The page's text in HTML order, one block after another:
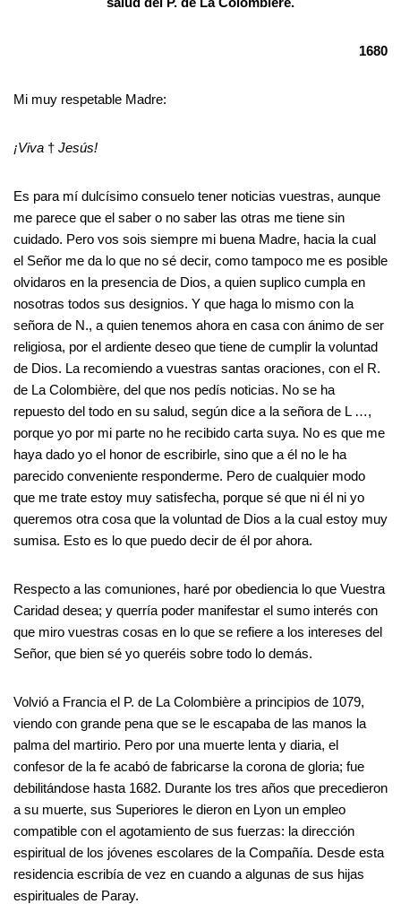
1680
Mi muy respetable Madre:
¡Viva † Jesús!
Es para mí dulcísimo consuelo tener noticias vuestras, aunque
me parece que el saber o no saber las otras me tiene sin
cuidado. Pero vos sois siempre mi buena Madre, hacia la cual
el Señor me da lo que no sé decir, como tampoco me es posible
olvidaros en la presencia de Dios, a quien suplico cumpla en
nosotras todos sus designios. Y que haga lo mismo con la
señora de N., a quien tenemos ahora en casa con ánimo de ser
religiosa, por el ardiente deseo que tiene de cumplir la voluntad
de Dios. La recomiendo a vuestras santas oraciones, con el R.
de La Colombière, del que nos pedís noticias. No se ha
repuesto del todo en su salud, según dice a la señora de L …,
porque yo por mi parte no he recibido carta suya. No es que me
haya dado yo el honor de escribirle, sino que a él no le ha
parecido conveniente responderme. Pero de cualquier modo
que me trate estoy muy satisfecha, porque sé que ni él ni yo
queremos otra cosa que la voluntad de Dios a la cual estoy muy
sumisa. Esto es lo que puedo decir de él por ahora.
Respecto a las comuniones, haré por obediencia lo que Vuestra
Caridad desea; y querría poder manifestar el sumo interés con
que miro vuestras cosas en lo que se refiere a los intereses del
Señor, que bien sé yo queréis sobre todo lo demás.
Volvió a Francia el P. de La Colombière a principios de 1079,
viendo con grande pena que se le escapaba de las manos la
palma del martirio. Pero por una muerte lenta y diaria, el
confesor de la fe acabó de fabricarse la corona de gloria; fue
debilitándose hasta 1682. Durante los tres años que precedieron
a su muerte, sus Superiores le dieron en Lyon un empleo
compatible con el agotamiento de sus fuerzas: la dirección
espiritual de los jóvenes escolares de la Compañía. Desde esta
residencia escribía de vez en cuando a algunas de sus hijas
espirituales de Paray.